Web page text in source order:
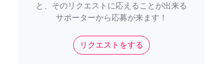
と、そのリクエストに応えることが出来る
サポーターから応募が来ます！
リクエストをする